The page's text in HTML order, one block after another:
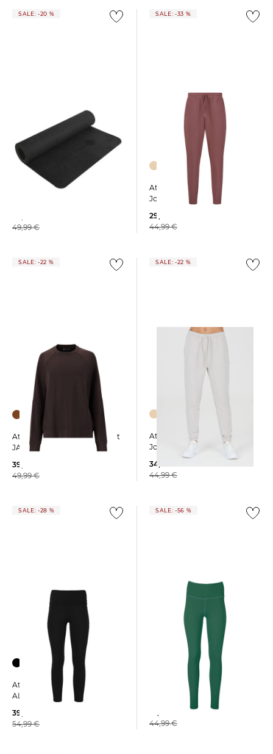
SALE: -20 %
Athlecia | Yogamatte Estell
49,99 €
SALE: -33 %
Athlecia | Damen
Jogginghose JACEY
29,99 €
44,99 €
SALE: -22 %
Athlecia | Damen Sweatshirt
JACEY
39,09 €
49,99 €
SALE: -22 %
+4
Athlecia | Damen
Jogginghose JACEY
34,99 €
44,99 €
SALE: -28 %
Athlecia | Damen Tights
ALIYA
39,65 €
54,99 €
SALE: -56 %
FRANZ 7/8-Länge
44,99 €